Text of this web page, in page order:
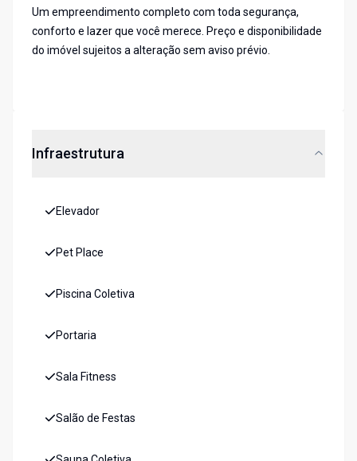
Um empreendimento completo com toda segurança,
conforto e lazer que você merece. Preço e disponibilidade
do imóvel sujeitos a alteração sem aviso prévio.
Infraestrutura
Elevador
Pet Place
Piscina Coletiva
Portaria
Sala Fitness
Salão de Festas